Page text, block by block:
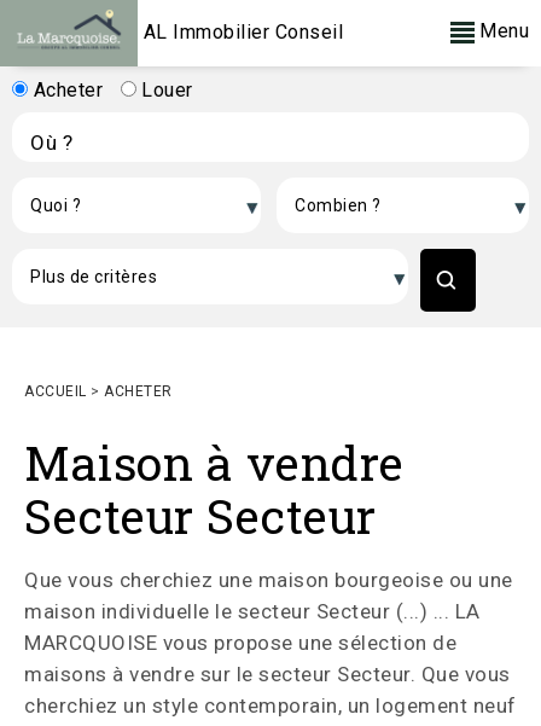
AL Immobilier Conseil Menu
Acheter Louer
ACCUEIL > ACHETER
Maison à vendre
Secteur Secteur
Que vous cherchiez une maison bourgeoise ou une
maison individuelle le secteur Secteur (...) ... LA
MARCQUOISE vous propose une sélection de
maisons à vendre sur le secteur Secteur. Que vous
cherchiez un style contemporain, un logement neuf